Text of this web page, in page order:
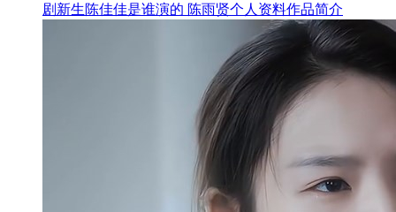
剧新生陈佳佳是谁演的 陈雨贤个人资料作品简介